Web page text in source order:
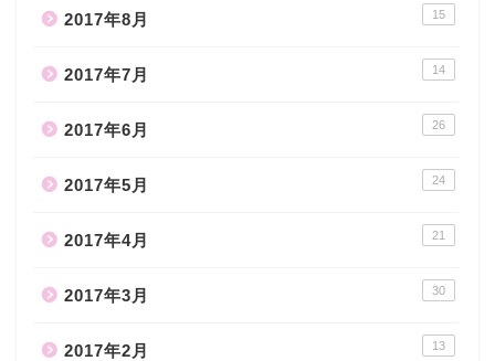
2017年8月 15
2017年7月 14
2017年6月 26
2017年5月 24
2017年4月 21
2017年3月 30
2017年2月 13